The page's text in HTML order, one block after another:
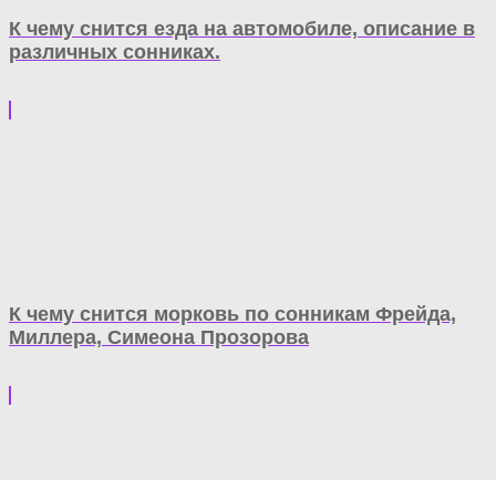
К чему снится езда на автомобиле, описание в
различных сонниках.
К чему снится морковь по сонникам Фрейда,
Миллера, Симеона Прозорова